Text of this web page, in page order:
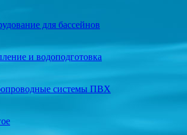
для бассейнов
и водоподготовка
системы ПВХ